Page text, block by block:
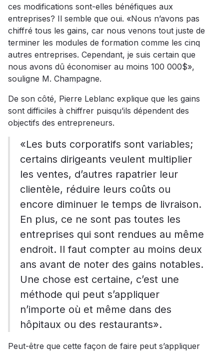
ces modifications sont-elles bénéfiques aux
entreprises? Il semble que oui. «Nous n’avons pas
chiffré tous les gains, car nous venons tout juste de
terminer les modules de formation comme les cinq
autres entreprises. Cependant, je suis certain que
nous avons dû économiser au moins 100 000$»,
souligne M. Champagne.
De son côté, Pierre Leblanc explique que les gains
sont difficiles à chiffrer puisqu’ils dépendent des
objectifs des entrepreneurs.
«Les buts corporatifs sont variables;
certains dirigeants veulent multiplier
les ventes, d’autres rapatrier leur
clientèle, réduire leurs coûts ou
encore diminuer le temps de livraison.
En plus, ce ne sont pas toutes les
entreprises qui sont rendues au même
endroit. Il faut compter au moins deux
ans avant de noter des gains notables.
Une chose est certaine, c’est une
méthode qui peut s’appliquer
n’importe où et même dans des
hôpitaux ou des restaurants».
Peut-être que cette façon de faire peut s’appliquer